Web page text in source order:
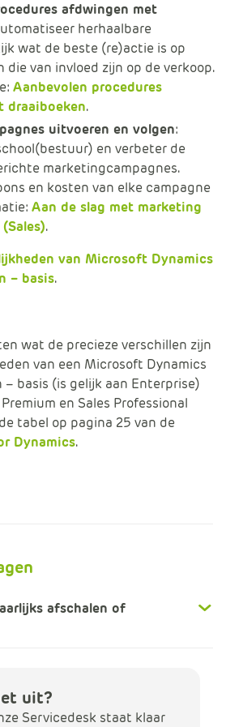
afdwingen met
herhaalbare
wat de beste (re)actie is op
die van invloed zijn op de verkoop.
Aanbevolen procedures
draaiboeken.
uitvoeren en volgen:
en verbeter de
marketingcampagnes.
en kosten van elke campagne
Aan de slag met marketing
.
van Microsoft Dynamics
– basis.
wat de precieze verschillen zijn
van een Microsoft Dynamics
basis (is gelijk aan Enterprise)
en Sales Professional
tabel op pagina 25 van de
Dynamics.
afschalen of
uit?
Servicedesk staat klaar